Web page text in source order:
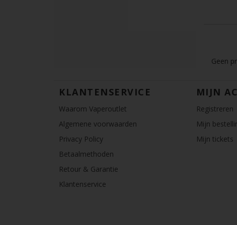
Geen
KLANTENSERVICE
Waarom Vaperoutlet
Algemene voorwaarden
Privacy Policy
Betaalmethoden
Retour & Garantie
Klantenservice
MIJN
Registreren
Mijn
Mijn tickets